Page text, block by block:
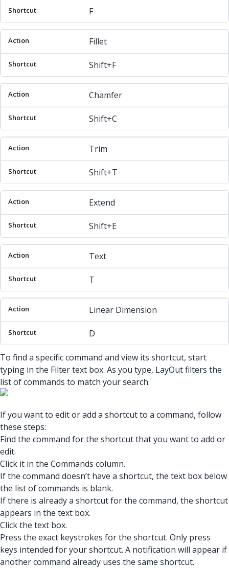
F
Fillet
Shift+F
Chamfer
Shift+C
Trim
Shift+T
Extend
Shift+E
Text
T
Linear Dimension
D
To find a specific command and view its shortcut, start
typing in the Filter text box. As you type, LayOut filters the
list of commands to match your search.
If you want to edit or add a shortcut to a command, follow
these steps:
Find the command for the shortcut that you want to add or
edit.
Click it in the Commands column.
If the command doesn’t have a shortcut, the text box below
the list of commands is blank.
If there is already a shortcut for the command, the shortcut
appears in the text box.
Click the text box.
Press the exact keystrokes for the shortcut. Only press
keys intended for your shortcut. A notification will appear if
another command already uses the same shortcut.